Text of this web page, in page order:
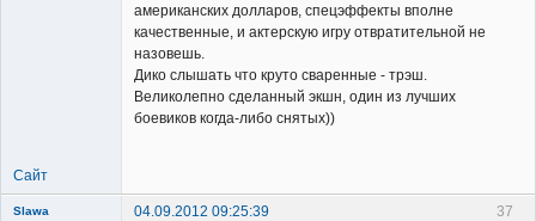
американских долларов, спецэффекты вполне
качественные, и актерскую игру отвратительной не
назовешь.
Дико слышать что круто сваренные - трэш.
Великолепно сделанный экшн, один из лучших
боевиков когда-либо снятых))
Сайт
37
Slawa
04.09.2012 09:25:39